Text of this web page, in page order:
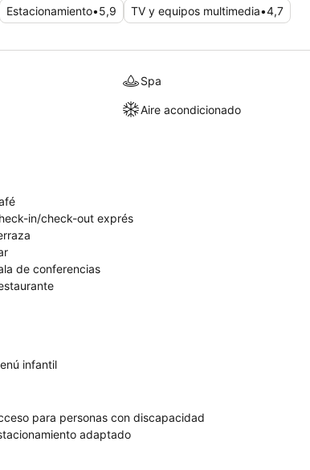
Estacionamiento•5,9 TV y equipos multimedia•4,7
Spa
Aire acondicionado
in/check-out exprés
de conferencias
infantil
para personas con discapacidad
adaptado